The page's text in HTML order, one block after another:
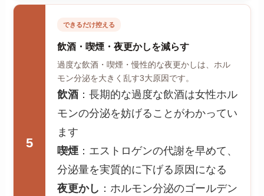
5
できるだけ控える
飲酒・喫煙・夜更かしを減らす
過度な飲酒・喫煙・慢性的な夜更かしは、ホル
モン分泌を大きく乱す3大原因です。
飲酒 ：長期的な過度な飲酒は女性ホル
モンの分泌を妨げることがわかってい
ます
喫煙 ：エストロゲンの代謝を早めて、
分泌量を実質的に下げる原因になる
夜更かし ：ホルモン分泌のゴールデン